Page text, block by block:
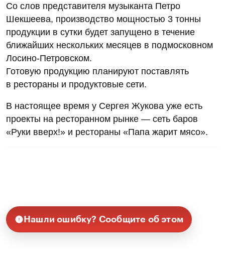
Со слов представителя музыканта Петро
Шекшеева, производство мощностью 3 тонны
продукции в сутки будет запущено в течение
ближайших нескольких месяцев в подмосковном
Лосино-Петровском.
Готовую продукцию планируют поставлять
в рестораны и продуктовые сети.
В настоящее время у Сергея Жукова уже есть
проекты на ресторанном рынке — сеть баров
«Руки вверх!» и рестораны «Папа жарит мясо».
Нашли ошибку? Сообщите об этом